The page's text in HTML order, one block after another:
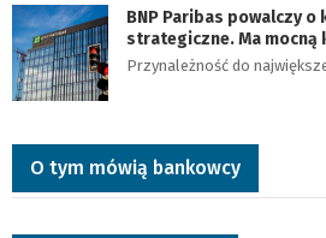
BNP Paribas powalczy
strategiczne. Ma mocną
Przynależność do
O tym mówią bankowcy